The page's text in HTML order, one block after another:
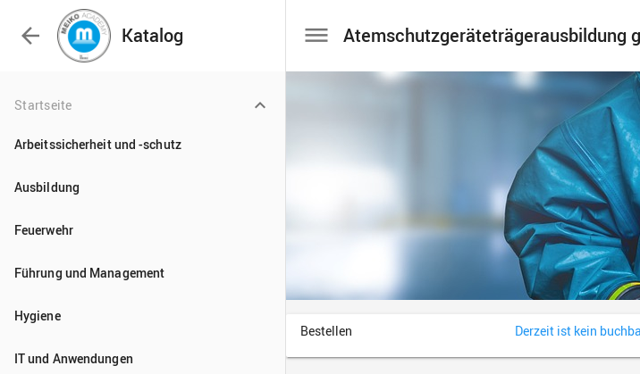
 Katalog
Startseite
Arbeitssicherheit und -schutz
Ausbildung
Feuerwehr
Führung und Management
Hygiene
IT und Anwendungen